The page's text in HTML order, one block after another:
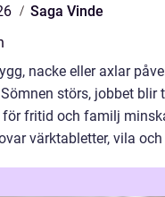
Saga Vinde
nacke eller axlar
störs, jobbet blir
för fritid och familj
värktabletter, vila och